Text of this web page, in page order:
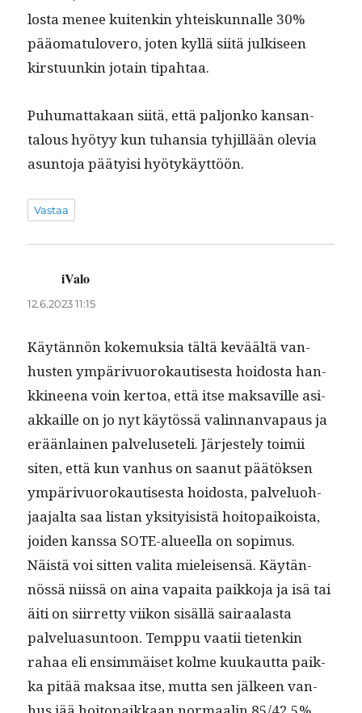
losta menee kuitenkin yhteiskun­nalle 30%
pääo­mat­ulovero, joten kyl­lä siitä julkiseen
kirstu­unkin jotain tipahtaa.
Puhu­mat­takaan siitä, että paljonko kansan­
talous hyö­tyy kun tuhan­sia tyhjil­lään ole­via
asun­to­ja pää­ty­isi hyötykäyttöön.
Vastaa
iValo
12.6.2023 11:15
Käytän­nön koke­muk­sia tältä keväältä van­
hus­ten ympärivuorokautis­es­ta hoi­dos­ta han­
kki­neena voin ker­toa, että itse mak­sav­ille asi­
akkaille on jo nyt käytössä valin­nan­va­paus ja
erään­lainen palveluseteli. Jär­jeste­ly toimii
siten, että kun van­hus on saanut päätök­sen
ympärivuorokautis­es­ta hoi­dos­ta, palvelu­o­h­
jaa­jal­ta saa lis­tan yksi­ty­i­sistä hoitopaikoista,
joiden kanssa SOTE-alueel­la on sopimus.
Näistä voi sit­ten vali­ta mieleisen­sä. Käytän­
nössä niis­sä on aina vapai­ta paikko­ja ja isä tai
äiti on siir­ret­ty viikon sisäl­lä sairaalas­ta
palvelu­a­sun­toon. Temp­pu vaatii tietenkin
rahaa eli ensim­mäiset kolme kuukaut­ta paik­
ka pitää mak­saa itse, mut­ta sen jäl­keen van­